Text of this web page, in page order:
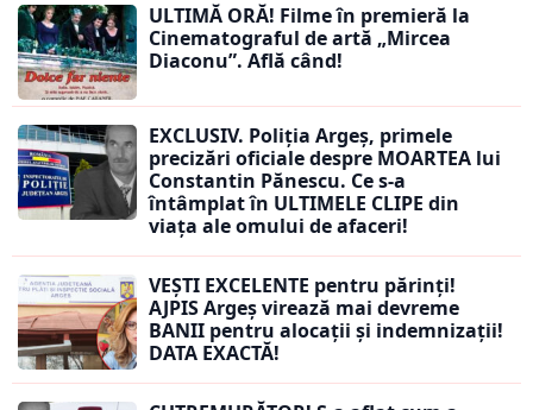
ULTIMĂ ORĂ! Filme în premieră la
Cinematograful de artă „Mircea
Diaconu”. Află când!
EXCLUSIV. Poliția Argeș, primele
precizări oficiale despre MOARTEA lui
Constantin Pănescu. Ce s-a
întâmplat în ULTIMELE CLIPE din
viața ale omului de afaceri!
VEȘTI EXCELENTE pentru părinți!
AJPIS Argeș virează mai devreme
BANII pentru alocații și indemnizații!
DATA EXACTĂ!